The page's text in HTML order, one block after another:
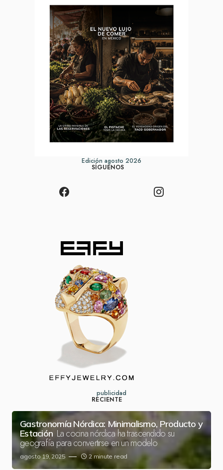
Edición agosto 2026
SÍGUENOS
publicidad
RECIENTE
Gastronomía Nórdica: Minimalismo, Producto y
Estación La cocina nórdica ha trascendido su
geografía para convertirse en un modelo
agosto 19, 2025 2 minute read